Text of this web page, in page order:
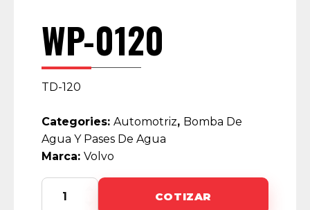
WP-0120
TD-120
Categories: Automotriz, Bomba De
Agua Y Pases De Agua
Marca: Volvo
COTIZAR